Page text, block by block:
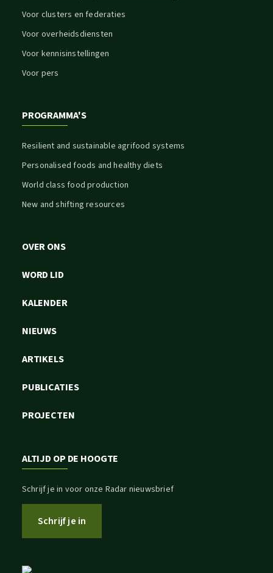
Voor clusters en federaties
Voor overheidsdiensten
Voor kennisinstellingen
Voor pers
PROGRAMMA'S
Resilient and sustainable agrifood systems
Personalised foods and healthy diets
World class food production
New and shifting resources
OVER ONS
WORD LID
KALENDER
NIEUWS
ARTIKELS
PUBLICATIES
PROJECTEN
ALTIJD OP DE HOOGTE
Schrijf je in voor onze Radar nieuwsbrief
Schrijf je in